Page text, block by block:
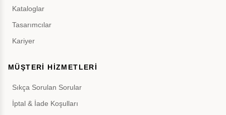
Kataloglar
Tasarımcılar
Kariyer
MÜŞTERİ HİZMETLERİ
Sıkça Sorulan Sorular
İptal & İade Koşulları